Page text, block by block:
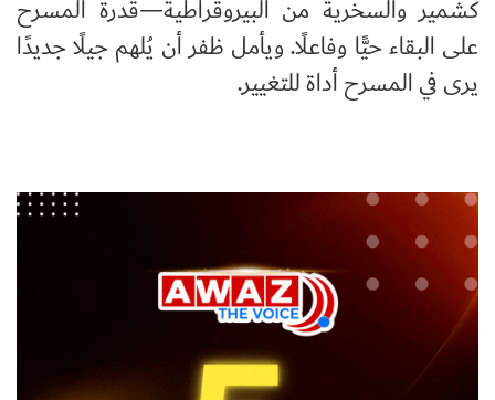
كشمير والسخرية من البيروقراطية—قدرة المسرح
على البقاء حيًّا وفاعلًا. ويأمل ظفر أن يُلهم جيلًا جديدًا
يرى في المسرح أداة للتغيير.